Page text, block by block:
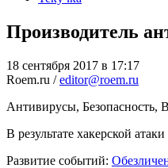
Производитель
18 сентября 2017 в 17:17
Roem.ru /editor@roem.ru
Антивирусы, Безопасность,
В результате хакерской
Развитие событий: